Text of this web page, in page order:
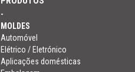
-
MOLDES
Automóvel
Elétrico / Eletrónico
Aplicações domésticas